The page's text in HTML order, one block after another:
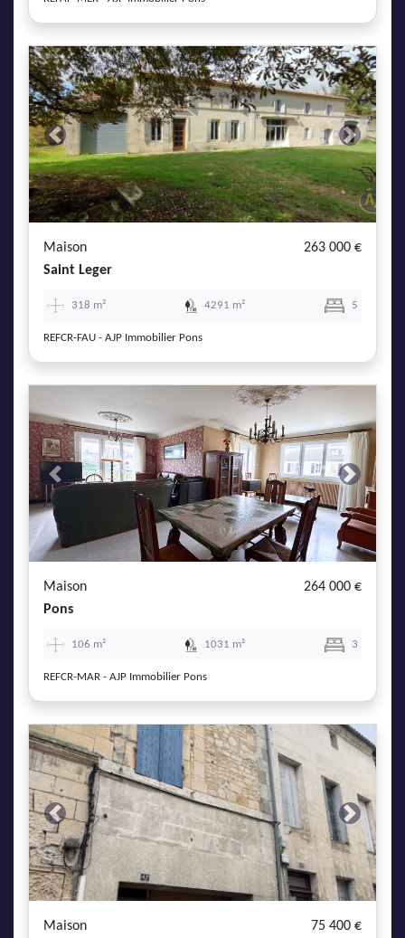
Previous Next
Maison
263 000 €
Saint Leger
318 m² 4291 m² 5
REFCR-FAU - AJP Immobilier Pons
Previous Next
Maison
264 000 €
Pons
106 m² 1031 m² 3
REFCR-MAR - AJP Immobilier Pons
Previous Next
Maison
75 400 €